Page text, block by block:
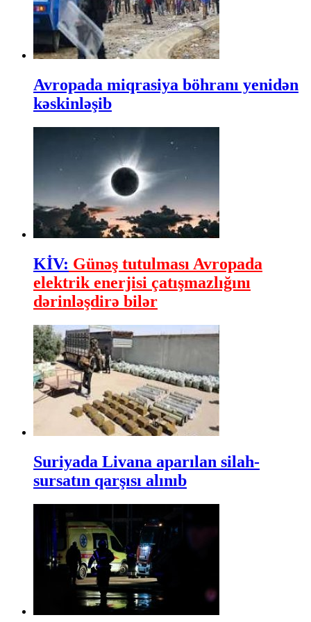
Avropada miqrasiya böhranı yenidən
kəskinləşib
KİV: Günəş tutulması Avropada
elektrik enerjisi çatışmazlığını
dərinləşdirə bilər
Suriyada Livana aparılan silah-
sursatın qarşısı alınıb